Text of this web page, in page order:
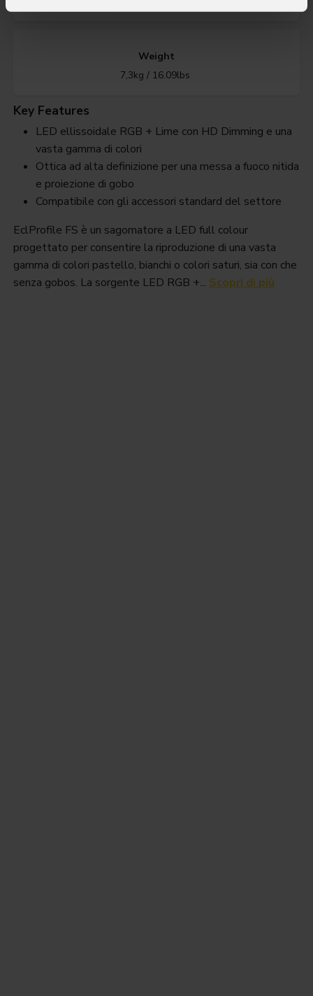
Weight
7,3kg / 16.09lbs
Key Features
LED ellissoidale RGB + Lime con HD Dimming e una
vasta gamma di colori
Ottica ad alta definizione per una messa a fuoco nitida
e proiezione di gobo
Compatibile con gli accessori standard del settore
EclProfile FS è un sagomatore a LED full colour
progettato per consentire la riproduzione di una vasta
gamma di colori pastello, bianchi o colori saturi, sia con che
senza gobos. La sorgente LED RGB +... Scopri di più